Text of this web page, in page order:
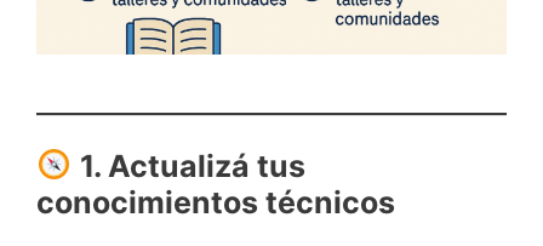
1. Actualizá tus
conocimientos técnicos